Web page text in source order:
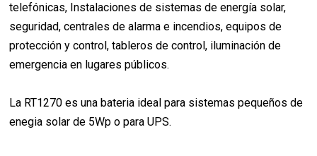
telefónicas, Instalaciones de sistemas de energía solar,
seguridad, centrales de alarma e incendios, equipos de
protección y control, tableros de control, iluminación de
emergencia en lugares públicos.
La RT1270 es una bateria ideal para sistemas pequeños de
enegia solar de 5Wp o para UPS.